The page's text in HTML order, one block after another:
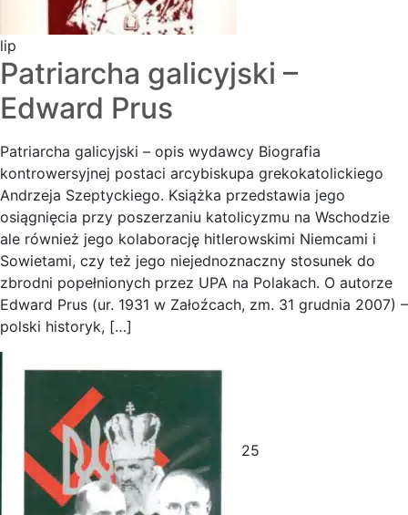
lip
Patriarcha galicyjski –
Edward Prus
Patriarcha galicyjski – opis wydawcy Biografia
kontrowersyjnej postaci arcybiskupa grekokatolickiego
Andrzeja Szeptyckiego. Książka przedstawia jego
osiągnięcia przy poszerzaniu katolicyzmu na Wschodzie
ale również jego kolaborację hitlerowskimi Niemcami i
Sowietami, czy też jego niejednoznaczny stosunek do
zbrodni popełnionych przez UPA na Polakach. O autorze
Edward Prus (ur. 1931 w Załoźcach, zm. 31 grudnia 2007) –
polski historyk, […]
25